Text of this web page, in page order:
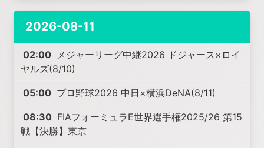
2026-08-11
02:00 メジャーリーグ中継2026 ドジャース×ロイ
ヤルズ(8/10)
05:00 プロ野球2026 中日×横浜DeNA(8/11)
08:30 FIAフォーミュラE世界選手権2025/26 第15
戦【決勝】東京